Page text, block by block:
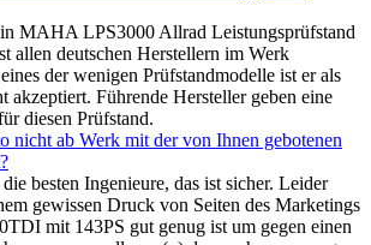
MAHA LPS3000 Allrad Leistungsprüfstand
allen deutschen Herstellern im Werk
der wenigen Prüfstandmodelle ist er als
akzeptiert. Führende Hersteller geben eine
diesen Prüfstand.
nicht ab Werk mit der von Ihnen gebotenen
besten Ingenieure, das ist sicher. Leider
gewissen Druck von Seiten des Marketings
mit 143PS gut genug ist um gegen einen